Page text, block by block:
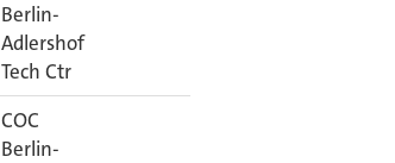
Berlin-
Adlershof
Tech Ctr
COC
Berlin-